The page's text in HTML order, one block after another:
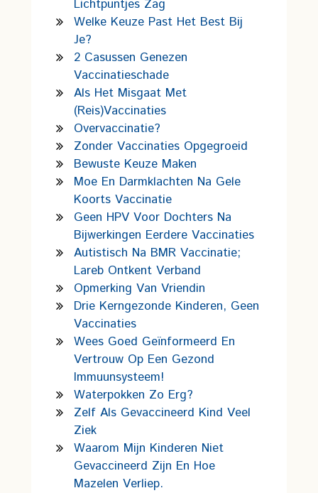
Lichtpuntjes Zag
Welke Keuze Past Het Best Bij
Je?
2 Casussen Genezen
Vaccinatieschade
Als Het Misgaat Met
(reis)vaccinaties
Overvaccinatie?
Zonder Vaccinaties Opgegroeid
Bewuste Keuze Maken
Moe En Darmklachten Na Gele
Koorts Vaccinatie
Geen HPV Voor Dochters Na
Bijwerkingen Eerdere Vaccinaties
Autistisch Na BMR Vaccinatie;
Lareb Ontkent Verband
Opmerking Van Vriendin
Drie Kerngezonde Kinderen, Geen
Vaccinaties
Wees Goed Geïnformeerd En
Vertrouw Op Een Gezond
Immuunsysteem!
Waterpokken Zo Erg?
Zelf Als Gevaccineerd Kind Veel
Ziek
Waarom Mijn Kinderen Niet
Gevaccineerd Zijn En Hoe
Mazelen Verliep.